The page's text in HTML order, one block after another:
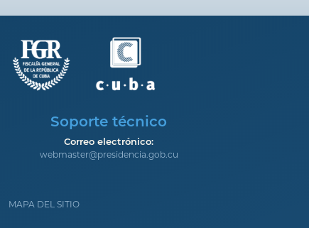
Soporte técnico
Correo electrónico:
webmaster@presidencia.gob.cu
MAPA DEL SITIO